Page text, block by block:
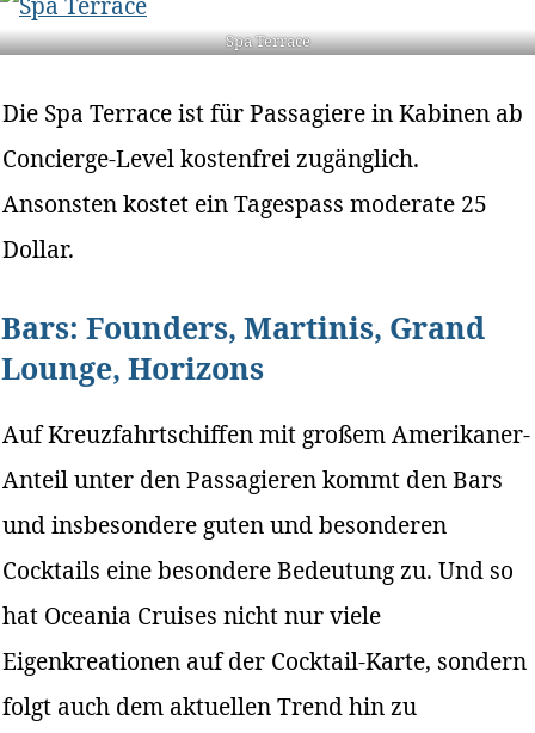
Spa Terrace
Die Spa Terrace ist für Passagiere in Kabinen ab
Concierge-Level kostenfrei zugänglich.
Ansonsten kostet ein Tagespass moderate 25
Dollar.
Bars: Founders, Martinis, Grand
Lounge, Horizons
Auf Kreuzfahrtschiffen mit großem Amerikaner-
Anteil unter den Passagieren kommt den Bars
und insbesondere guten und besonderen
Cocktails eine besondere Bedeutung zu. Und so
hat Oceania Cruises nicht nur viele
Eigenkreationen auf der Cocktail-Karte, sondern
folgt auch dem aktuellen Trend hin zu